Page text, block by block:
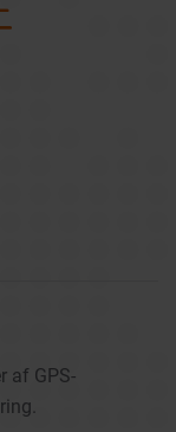
af GPS-